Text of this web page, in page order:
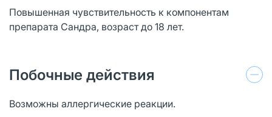
Повышенная чувствительность к компонентам
препарата Сандра, возраст до 18 лет.
Побочные действия
Возможны аллергические реакции.